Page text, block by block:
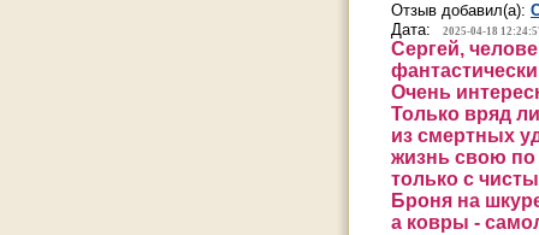
Отзыв добавил(а):
Дата:
2025-04-18
Сергей,
Очень
Только вряд
из смертных
жизнь свою по
только с
Броня на
а ковры -